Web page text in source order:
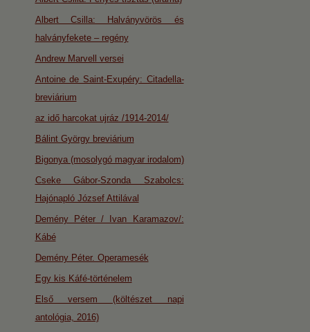
Albert Csilla: Halványvörös és
halványfekete – regény
Andrew Marvell versei
Antoine de Saint-Exupéry: Citadella-
breviárium
az idő harcokat ujráz /1914-2014/
Bálint György breviárium
Bigonya (mosolygó magyar irodalom)
Cseke Gábor-Szonda Szabolcs:
Hajónapló József Attilával
Demény Péter / Ivan Karamazov/:
Kábé
Demény Péter. Operamesék
Egy kis Káfé-történelem
Első versem (költészet napi
antológia, 2016)